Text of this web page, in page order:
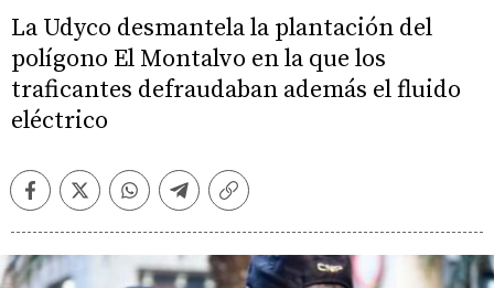
La Udyco desmantela la plantación del
polígono El Montalvo en la que los
traficantes defraudaban además el fluido
eléctrico
FacebookTwitterWhatsappTelegramCopiar